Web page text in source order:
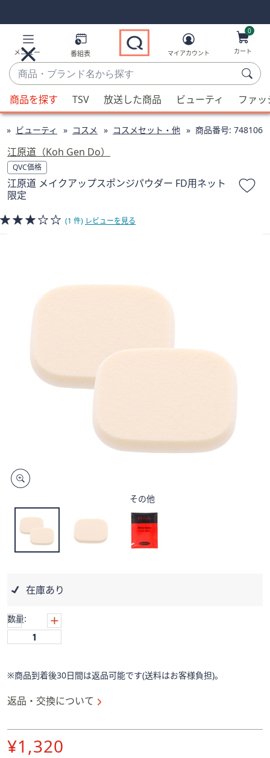
Links
Links2
メニュー 番組表
商
品・
ブ
ラ
ン
名
か
ら
探
す
候
補
利
用
可
能
な
合、
ス
で
右
ワ
プ
て
閲
覧
き
す。
マイアカウント
0
カート
商品を探す TSV 放送した商品 ビューティ ファ
ビューティ コスメ コスメセット・他 商品番号: 748106
江原道（Koh Gen Do）
QVC価格
江原道 メイクアップスポンジパウダー FD用ネット
限定
(1 件) レビューを見る
その他
在庫あり
数量:
※商品到着後30日間は返品可能です(送料はお客様負担)。
返品・交換について
削
¥1,320